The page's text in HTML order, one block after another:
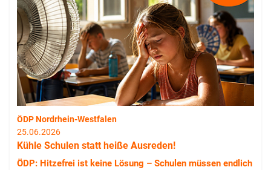
ÖDP Nordrhein-Westfalen
25.06.2026
Kühle Schulen statt heiße Ausreden!
ÖDP: Hitzefrei ist keine Lösung – Schulen müssen endlich